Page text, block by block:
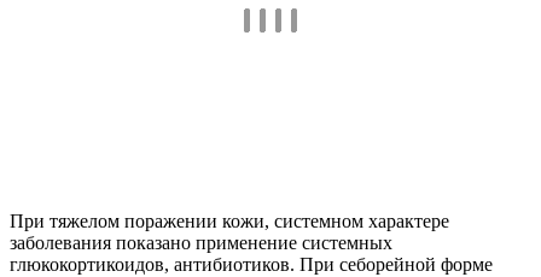
Для фанатов восточной медицины возможно применение
китайских мазей, о которых можно узнать в этой статье.
рекомендуется использовать растворы борной или
пикриновой кислоты, тонким слоем наносить на кожу
Цинковую мазь.